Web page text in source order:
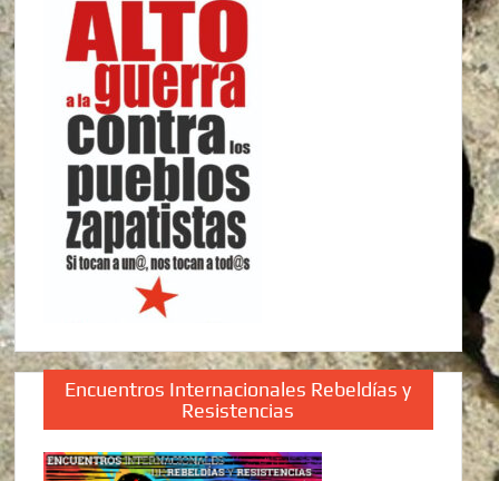
Encuentros Internacionales Rebeldías y
Resistencias